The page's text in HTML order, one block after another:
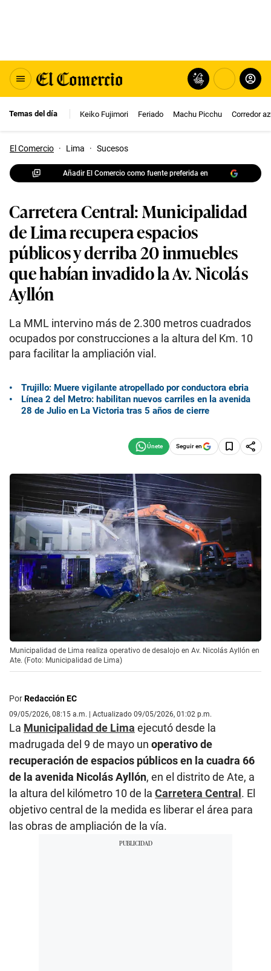
Temas del día Keiko Fujimori Feriado Machu Picchu Corredor
El Comercio · Lima · Sucesos
Añadir El Comercio como fuente preferida en
Carretera Central: Municipalidad
de Lima recupera espacios
públicos y derriba 20 inmuebles
que habían invadido la Av. Nicolás
Ayllón
La MML intervino más de 2.300 metros cuadrados
ocupados por construcciones a la altura del Km. 10
para facilitar la ampliación vial.
Trujillo: Muere vigilante atropellado por conductora ebria
Línea 2 del Metro: habilitan nuevos carriles en la avenida
28 de Julio en La Victoria tras 5 años de cierre
Seguir en
Municipalidad de Lima realiza operativo de desalojo en Av. Nicolás Ayllón en
Ate. (Foto: Municipalidad de Lima)
PorRedacción EC
09/05/2026, 08:15 a.m. | Actualizado 09/05/2026, 01:02 p.m.
La Municipalidad de Lima ejecutó desde la
madrugada del 9 de mayo un operativo de
recuperación de espacios públicos en la cuadra 66
de la avenida Nicolás Ayllón, en el distrito de Ate, a
la altura del kilómetro 10 de la Carretera Central. El
objetivo central de la medida es liberar el área para
las obras de ampliación de la vía.